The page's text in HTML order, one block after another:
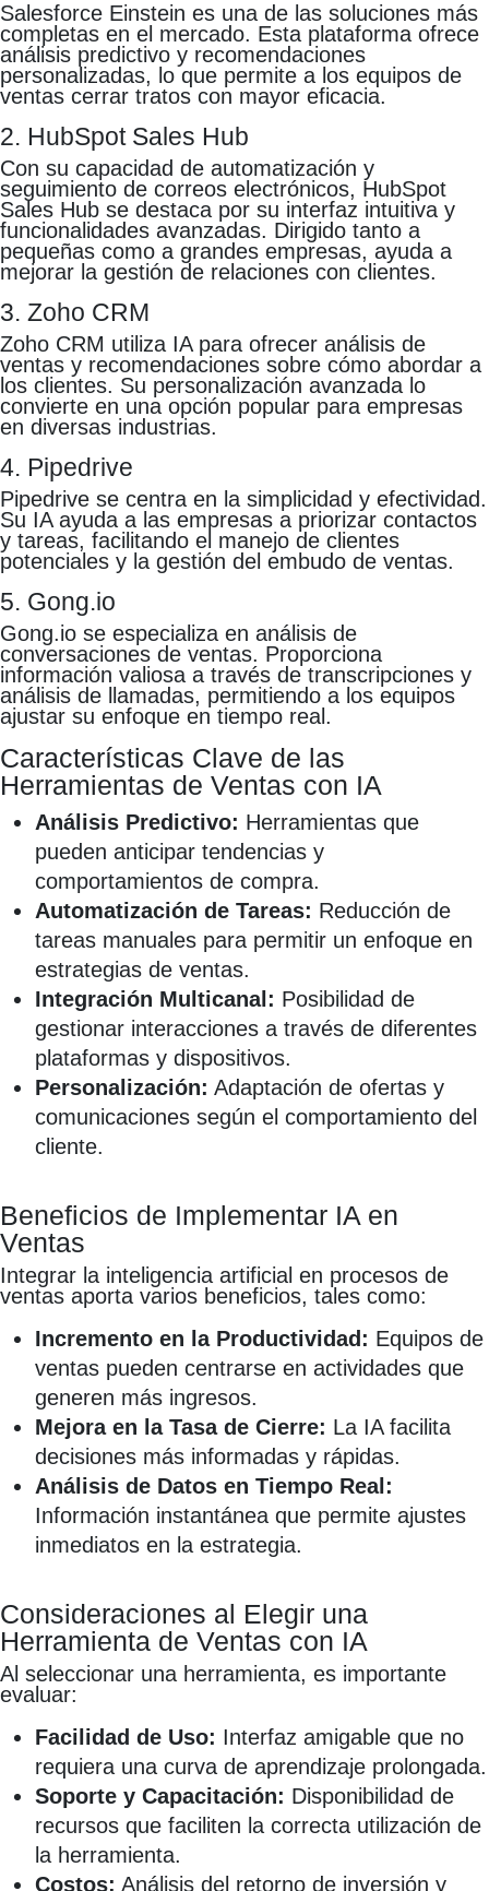
Salesforce Einstein es una de las soluciones más
completas en el mercado. Esta plataforma ofrece
análisis predictivo y recomendaciones
personalizadas, lo que permite a los equipos de
ventas cerrar tratos con mayor eficacia.
2. HubSpot Sales Hub
Con su capacidad de automatización y
seguimiento de correos electrónicos, HubSpot
Sales Hub se destaca por su interfaz intuitiva y
funcionalidades avanzadas. Dirigido tanto a
pequeñas como a grandes empresas, ayuda a
mejorar la gestión de relaciones con clientes.
3. Zoho CRM
Zoho CRM utiliza IA para ofrecer análisis de
ventas y recomendaciones sobre cómo abordar a
los clientes. Su personalización avanzada lo
convierte en una opción popular para empresas
en diversas industrias.
4. Pipedrive
Pipedrive se centra en la simplicidad y efectividad.
Su IA ayuda a las empresas a priorizar contactos
y tareas, facilitando el manejo de clientes
potenciales y la gestión del embudo de ventas.
5. Gong.io
Gong.io se especializa en análisis de
conversaciones de ventas. Proporciona
información valiosa a través de transcripciones y
análisis de llamadas, permitiendo a los equipos
ajustar su enfoque en tiempo real.
Características Clave de las
Herramientas de Ventas con IA
Análisis Predictivo: Herramientas que
pueden anticipar tendencias y
comportamientos de compra.
Automatización de Tareas: Reducción de
tareas manuales para permitir un enfoque en
estrategias de ventas.
Integración Multicanal: Posibilidad de
gestionar interacciones a través de diferentes
plataformas y dispositivos.
Personalización: Adaptación de ofertas y
comunicaciones según el comportamiento del
cliente.
Beneficios de Implementar IA en
Ventas
Integrar la inteligencia artificial en procesos de
ventas aporta varios beneficios, tales como:
Incremento en la Productividad: Equipos de
ventas pueden centrarse en actividades que
generen más ingresos.
Mejora en la Tasa de Cierre: La IA facilita
decisiones más informadas y rápidas.
Análisis de Datos en Tiempo Real:
Información instantánea que permite ajustes
inmediatos en la estrategia.
Consideraciones al Elegir una
Herramienta de Ventas con IA
Al seleccionar una herramienta, es importante
evaluar:
Facilidad de Uso: Interfaz amigable que no
requiera una curva de aprendizaje prolongada.
Soporte y Capacitación: Disponibilidad de
recursos que faciliten la correcta utilización de
la herramienta.
Costos: Análisis del retorno de inversión y